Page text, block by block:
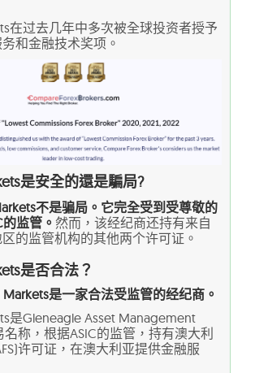
在过去几年中多次被全球投资者授予
和金融技术奖项。
是安全的還是騙局?
不是骗局。它完全受到受尊敬的
监管。 然而，该经纪商还持有来自
的监管机构的其他两个许可证。
是否合法？
Markets是一家合法受监管的经纪商。
是Gleneagle Asset Management
名称，根据ASIC的监管，持有澳大利
许可证，在澳大利亚提供金融服